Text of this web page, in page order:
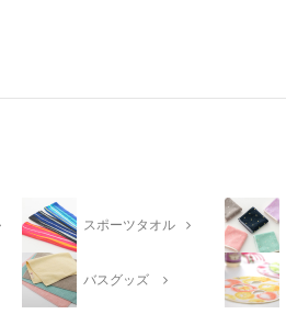
スポーツタオル
バスグッズ